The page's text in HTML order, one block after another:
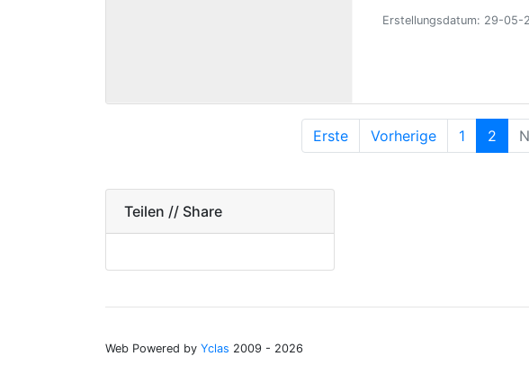
Erstellungsdatum: 29-05-
Erste Vorherige 1 2
Teilen // Share
Web Powered by Yclas 2009 - 2026